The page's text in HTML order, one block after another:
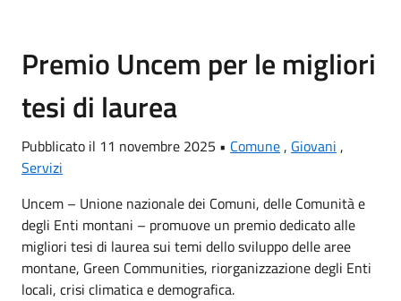
Premio Uncem per le migliori
tesi di laurea
Pubblicato il 11 novembre 2025 • Comune, Giovani ,
Servizi
Uncem – Unione nazionale dei Comuni, delle Comunità e
degli Enti montani – promuove un premio dedicato alle
migliori tesi di laurea sui temi dello sviluppo delle aree
montane, Green Communities, riorganizzazione degli Enti
locali, crisi climatica e demografica.